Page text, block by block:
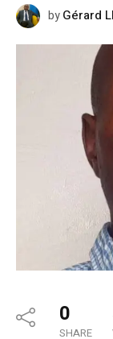
byGérard
0
SHARE